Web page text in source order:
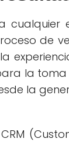
cualquier
de
la toma
la